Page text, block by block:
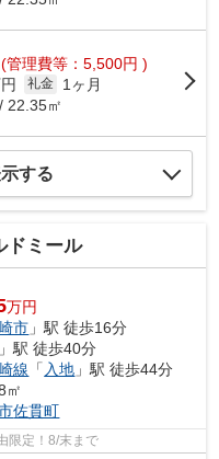
(管理費等：5,500円 )
礼金
1ヶ月
22.35㎡
する
ドミール
万円
市 」駅 徒歩16分
」駅 徒歩40分
線 「 入地 」駅 徒歩44分
㎡
佐貫町
限定！8/末まで